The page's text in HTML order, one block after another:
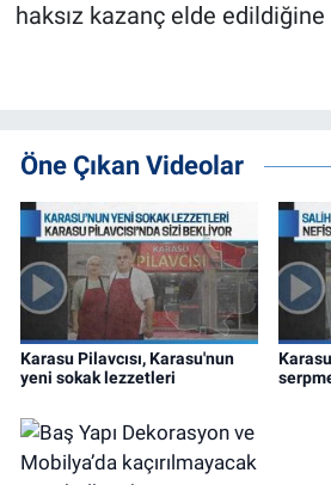
haksız kazanç elde
Öne Çıkan Videolar
Karasu Pilavcısı, Karasu'nun
yeni sokak lezzetleri